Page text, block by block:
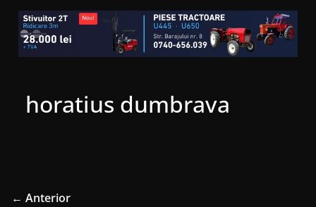
horatius dumbrava
← Anterior